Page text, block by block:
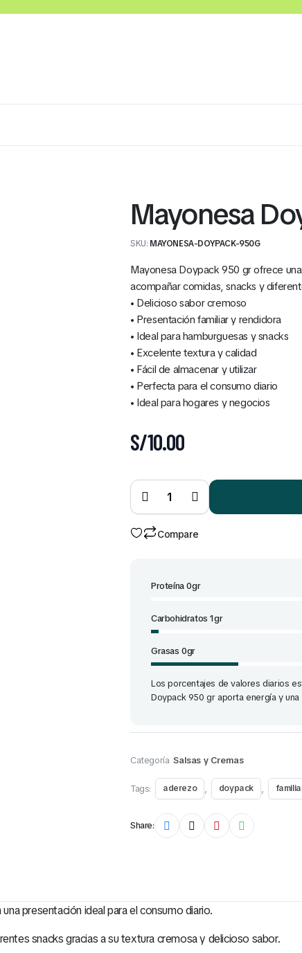
Mayonesa
SKU: MAYONESA-DOYPACK-950G
Mayonesa Doypack 950 gr ofrece
acompañar comidas, snacks y
• Delicioso sabor cremoso
• Presentación familiar y rendidora
• Ideal para hamburguesas y snacks
• Excelente textura y calidad
• Fácil de almacenar y utilizar
• Perfecta para el consumo diario
• Ideal para hogares y negocios
S/10.00
Mayonesa
Doypack
950 gr
quantity
Compare
Proteína 0gr
Carbohidratos 1gr
Grasas 0gr
Los porcentajes de valores diarios
Doypack 950 gr aporta energía y
Categoría Salsas y Cremas
Tags: aderezo , doypack ,
Share:
presentación ideal para el consumo diario.
snacks gracias a su textura cremosa y delicioso sabor.